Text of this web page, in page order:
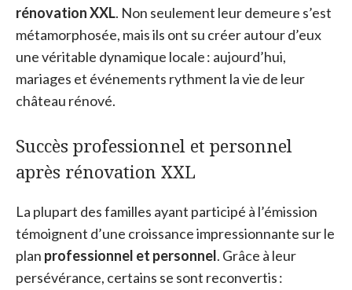
rénovation XXL. Non seulement leur demeure s’est
métamorphosée, mais ils ont su créer autour d’eux
une véritable dynamique locale : aujourd’hui,
mariages et événements rythment la vie de leur
château rénové.
Succès professionnel et personnel
après rénovation XXL
La plupart des familles ayant participé à l’émission
témoignent d’une croissance impressionnante sur le
plan professionnel et personnel. Grâce à leur
persévérance, certains se sont reconvertis :